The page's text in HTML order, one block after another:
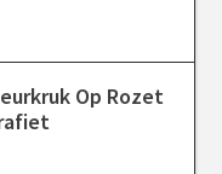
Op Rozet